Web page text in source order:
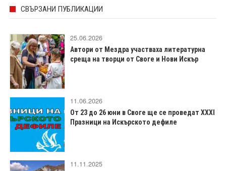
СВЪРЗАНИ ПУБЛИКАЦИИ
25.06.2026
Автори от Мездра участваха литературна
среща на творци от Своге и Нови Искър
11.06.2026
От 23 до 26 юни в Своге ще се проведат XXXI
Празници на Искърското дефиле
11.11.2025